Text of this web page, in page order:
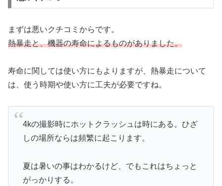
まずは悪いクチコミからです。
熱暴走と、機器の寿命によるものがありました。
寿命に関しては使い方にもよりますが、熱暴走について
は、使う時期や使い方に工夫が必要ですね。
4kの撮影時にホットクラッシュは時にある。ひざ
しの場所ならは頻繁に起こります。
夏は暑いの事はわかるけど、でもこれはちょっと
がっかりする。